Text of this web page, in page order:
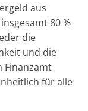
aus
80 %
die
und die
Finanzamt
für alle